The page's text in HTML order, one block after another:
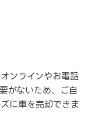
ンラインやお電話
がないため、ご自
に車を売却できま